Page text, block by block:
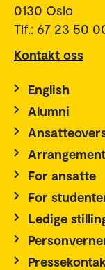
0130 Oslo
Tlf.: 67 23 50
Kontakt oss
English
Alumni
For ansatte
For
Ledige